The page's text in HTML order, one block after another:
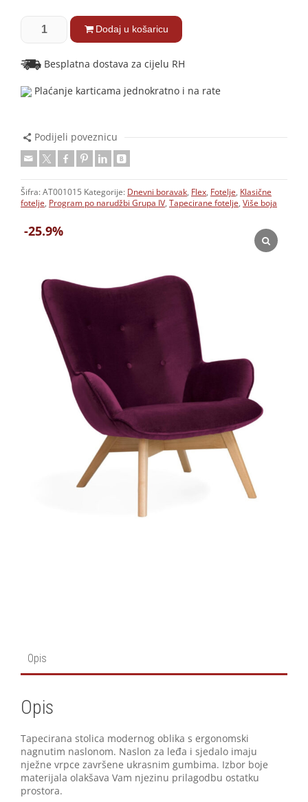
-25.9%
Dodaj u košaricu
Besplatna dostava za cijelu RH
Plaćanje karticama jednokratno i na rate
Podijeli poveznicu
Šifra: AT001015 Kategorije: Dnevni boravak, Flex, Fotelje, Klasične
fotelje, Program po narudžbi Grupa IV, Tapecirane fotelje, Više boja
Opis
Opis
Tapecirana stolica modernog oblika s ergonomski
nagnutim naslonom. Naslon za leđa i sjedalo imaju
nježne vrpce završene ukrasnim gumbima. Izbor boje
materijala olakšava Vam njezinu prilagodbu ostatku
prostora.